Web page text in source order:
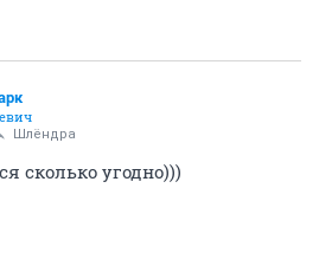
Шлёндра
сколько угодно)))